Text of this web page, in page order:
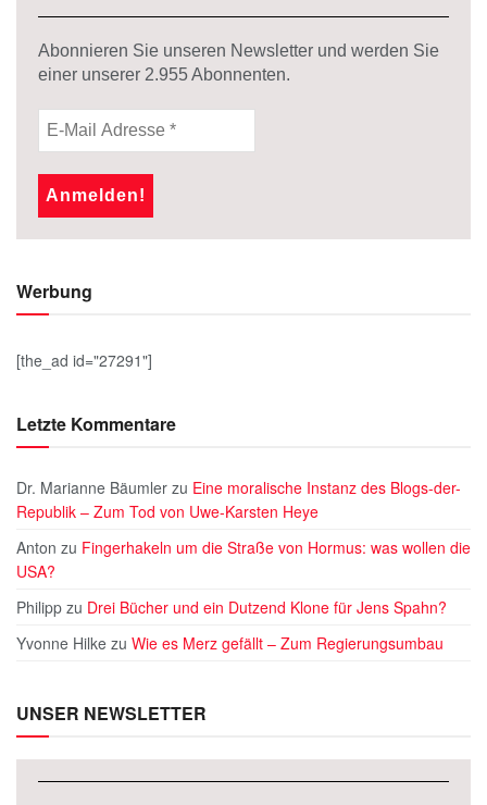
Abonnieren Sie unseren Newsletter und werden Sie
einer unserer 2.955Abonnenten.
Werbung
[the_ad id="27291"]
Letzte Kommentare
Dr. Marianne Bäumler zu Eine moralische Instanz des Blogs-der-
Republik – Zum Tod von Uwe-Karsten Heye
Anton zu Fingerhakeln um die Straße von Hormus: was wollen die
USA?
Philipp zu Drei Bücher und ein Dutzend Klone für Jens Spahn?
Yvonne Hilke zu Wie es Merz gefällt – Zum Regierungsumbau
UNSER NEWSLETTER